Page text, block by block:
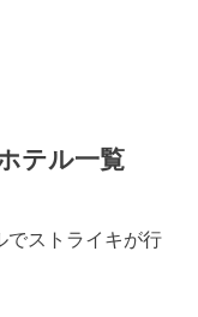
テル一覧
でストライキが行